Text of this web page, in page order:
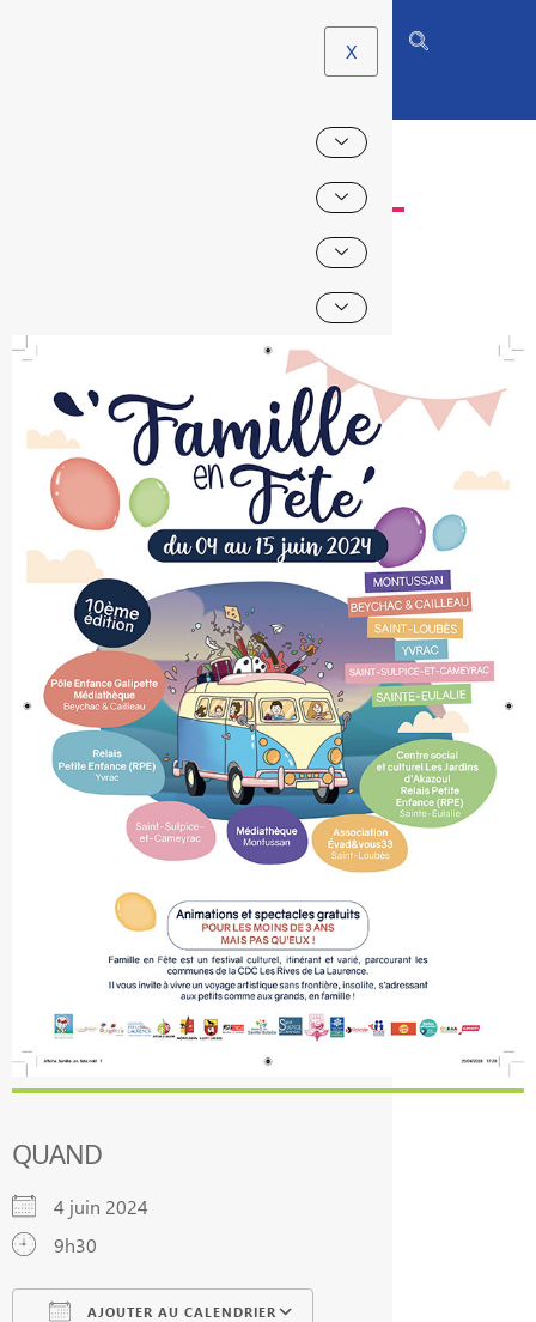
X
FAMILLES EN FÊTE –
QUAND
4 juin 2024
9h30
AJOUTER AU CALENDRIER